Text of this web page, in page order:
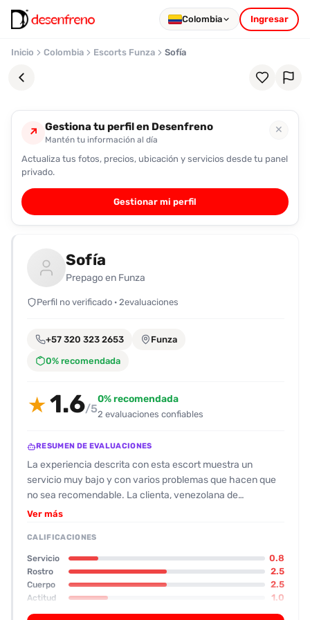
Colombia Ingresar
Inicio Colombia Escorts Funza Sofía
Favoritos
Pronto
podrás
registrarte
guardar
favoritas
para
fácilmente.
↗ Gestiona tu perfil en Desenfreno
Mantén tu información al día
✕
Actualiza tus fotos, precios, ubicación y servicios desde tu panel
privado.
Gestionar mi perfil
Sofía
Prepago en Funza
Perfil no verificado · 2evaluaciones
+57 320 323 2653 Funza
0% recomendada
★1.6/5
0% recomendada
2 evaluaciones confiables
RESUMEN DE EVALUACIONES
La experiencia descrita con esta escort muestra un
servicio muy bajo y con varios problemas que hacen que
no sea recomendable. La clienta, venezolana de
aproximadamente 36 años y 1,60 m, recibe una valoración
comparten están filtradas y la realidad no se corresponde
con lo que se esperaba. Se describen cicatrices de
cesárea y estrías, y su actitud inicial es amable, pero la
atención se vuelve complicada cuando se intentan
explorar más opciones de servicio. Se cobra extra por
ingreso (10 000 COP) y por cualquier actividad sexual
Ver más
CALIFICACIONES
Servicio 0.8
Rostro 2.5
Cuerpo 2.5
Actitud 1.0